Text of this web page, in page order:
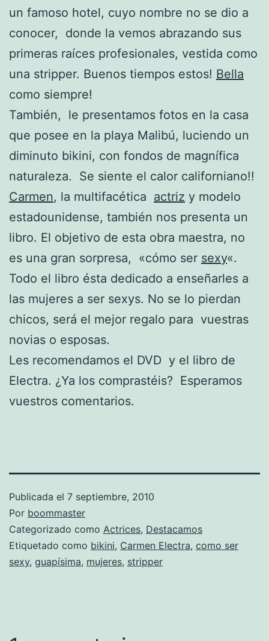
un famoso hotel, cuyo nombre no se dio a
conocer, donde la vemos abrazando sus
primeras raíces profesionales, vestida como
una stripper. Buenos tiempos estos! Bella
como siempre!
También, le presentamos fotos en la casa
que posee en la playa Malibú, luciendo un
diminuto bikini, con fondos de magnífica
naturaleza. Se siente el calor californiano!!
Carmen, la multifacética actriz y modelo
estadounidense, también nos presenta un
libro. El objetivo de esta obra maestra, no
es una gran sorpresa, «cómo ser sexy«.
Todo el libro ésta dedicado a enseñarles a
las mujeres a ser sexys. No se lo pierdan
chicos, será el mejor regalo para vuestras
novias o esposas.
Les recomendamos el DVD y el libro de
Electra. ¿Ya los comprastéis? Esperamos
vuestros comentarios.
Publicada el 7 septiembre, 2010
Por boommaster
Categorizado como Actrices, Destacamos
Etiquetado como bikini, Carmen Electra, como ser
sexy, guapísima, mujeres, stripper